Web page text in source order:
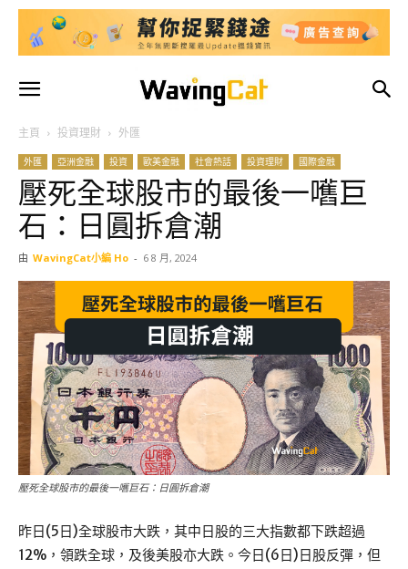
主頁 投資理財 外匯
外匯 亞洲金融 投資 歐美金融 社會熱話 投資理財 國際金融
壓死全球股市的最後一嚿巨
石：日圓拆倉潮
由 WavingCat小編 Ho - 6 8 月, 2024
壓死全球股市的最後一嚿巨石：日圓拆倉潮
昨日(5日)全球股市大跌，其中日股的三大指數都下跌超過
12%，領跌全球，及後美股亦大跌。今日(6日)日股反彈，但